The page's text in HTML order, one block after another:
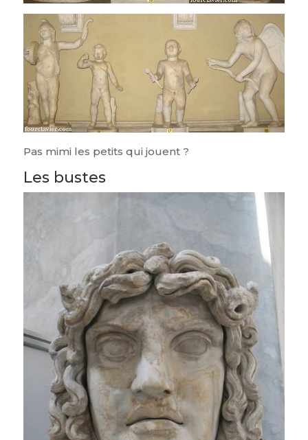
Pas mimi les petits qui jouent ?
Les bustes